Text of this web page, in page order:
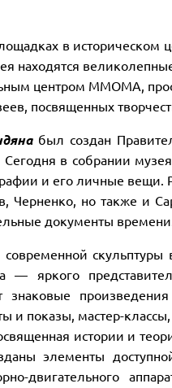
в
находятся
центром ММОМА,
посвященных
был создан
в собрании
и его личные
Черненко, но также и
документы времени.
скульптуры
— яркого
и показы, мастер-
истории и
элементы
двигательного